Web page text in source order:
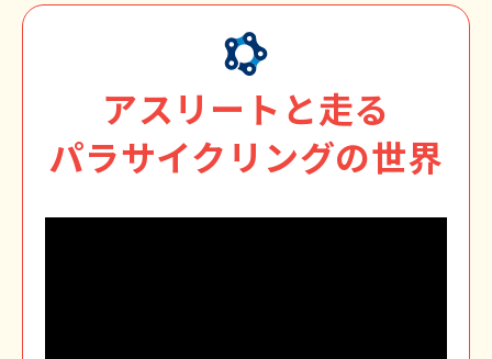
アスリートと走る
パラサイクリングの世界